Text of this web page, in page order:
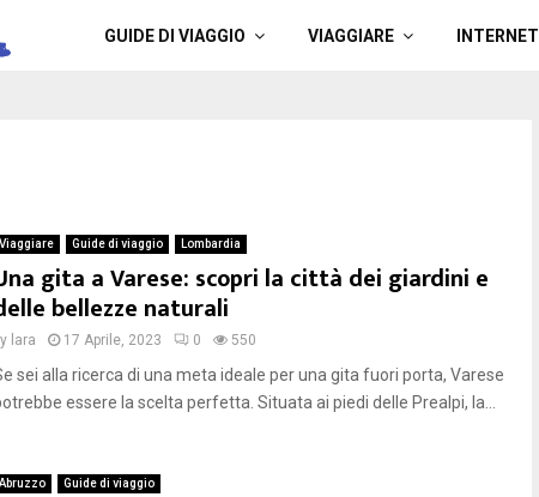
GUIDE DI VIAGGIO VIAGGIARE INTERNET
Viaggiare Guide di viaggio Lombardia
gita a Varese: scopri la città dei giardini e
bellezze naturali
lara 17 Aprile, 2023 0 550
sei alla ricerca di una meta ideale per una gita fuori porta, Varese
essere la scelta perfetta. Situata ai piedi delle Prealpi, la...
Abruzzo Guide di viaggio